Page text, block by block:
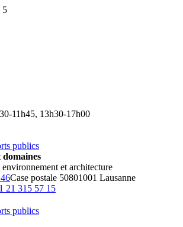
5
11h45, 13h30-17h00
publics
domaines
et architecture
Case postale 50801001 Lausanne
21 315 57 15
publics